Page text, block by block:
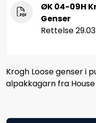
ØK 04-09H
Genser
Rettelse
Krogh Loose genser i
alpakkagarn fra House